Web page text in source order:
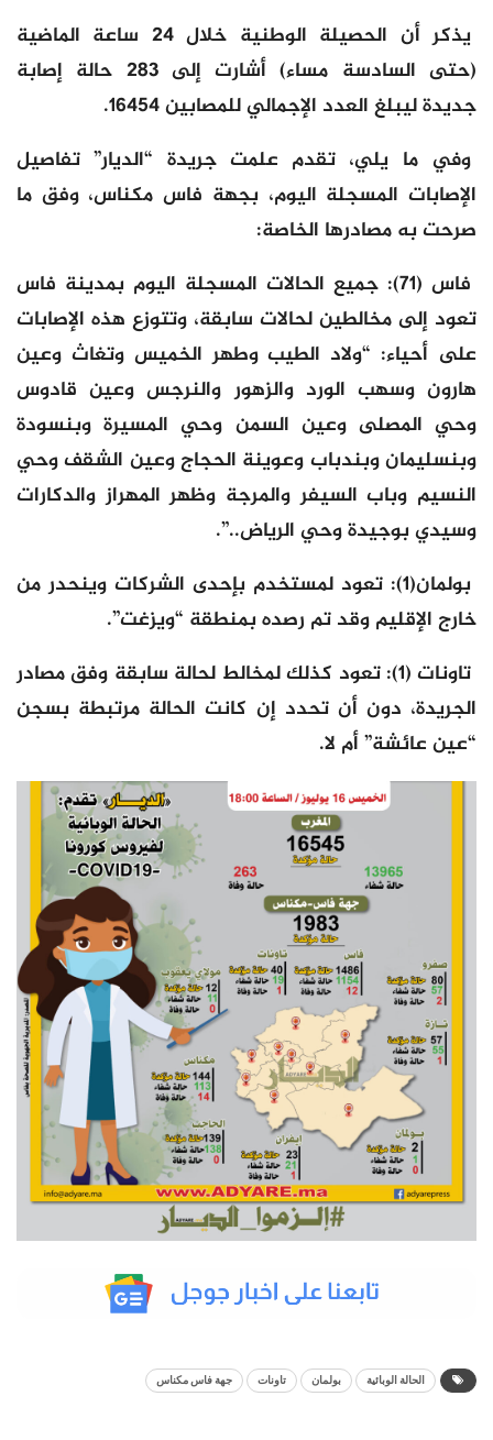
يذكر أن الحصيلة الوطنية خلال 24 ساعة الماضية
(حتى السادسة مساء) أشارت إلى 283 حالة إصابة
جديدة ليبلغ العدد الإجمالي للمصابين 16454.
وفي ما يلي، تقدم علمت جريدة “الديار” تفاصيل
الإصابات المسجلة اليوم، بجهة فاس مكناس، وفق ما
صرحت به مصادرها الخاصة:
فاس (71): جميع الحالات المسجلة اليوم بمدينة فاس
تعود إلى مخالطين لحالات سابقة، وتتوزع هذه الإصابات
على أحياء: “ولاد الطيب وطهر الخميس وتغاث وعين
هارون وسهب الورد والزهور والنرجس وعين قادوس
وحي المصلى وعين السمن وحي المسيرة وبنسودة
وبنسليمان وبندباب وعوينة الحجاج وعين الشقف وحي
النسيم وباب السيفر والمرجة وظهر المهراز والدكارات
وسيدي بوجيدة وحي الرياض..”.
بولمان(1): تعود لمستخدم بإحدى الشركات وينحدر من
خارج الإقليم وقد تم رصده بمنطقة “ويزغت”.
تاونات (1): تعود كذلك لمخالط لحالة سابقة وفق مصادر
الجريدة، دون أن تحدد إن كانت الحالة مرتبطة بسجن
“عين عائشة” أم لا.
الحالة الوبائية بولمان تاونات جهة فاس مكناس